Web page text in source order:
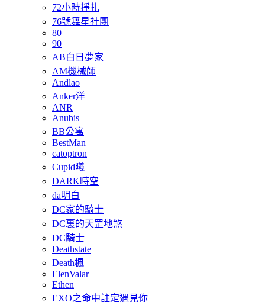
72小時掙扎
76號舞星社團
80
90
AB白日夢家
AM機械師
Andlao
Anker洋
ANR
Anubis
BB公寓
BestMan
catoptron
Cupid曦
DARK時空
da明白
DC家的騎士
DC裏的天罡地煞
DC騎士
Deathstate
Death楓
ElenValar
Ethen
EXO之命中註定遇見你